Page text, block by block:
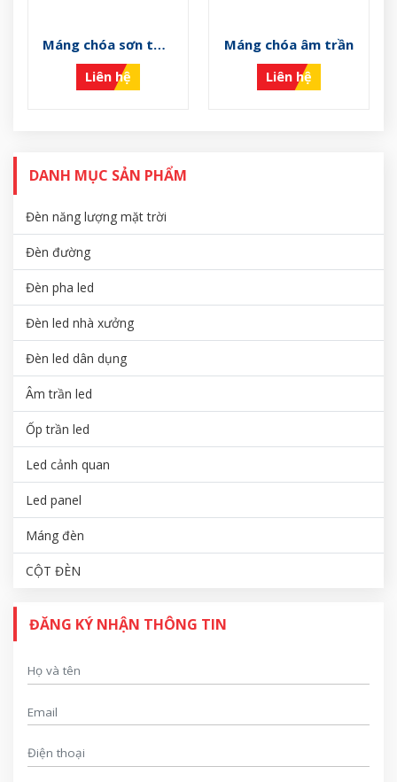
Máng chóa sơn tĩnh
điện
Liên hệ
Máng chóa âm trần
Liên hệ
DANH MỤC SẢN PHẨM
Đèn năng lượng mặt trời
Đèn đường
Đèn pha led
Đèn led nhà xưởng
Đèn led dân dụng
Âm trần led
Ốp trần led
Led cảnh quan
Led panel
Máng đèn
CỘT ĐÈN
ĐĂNG KÝ NHẬN THÔNG TIN